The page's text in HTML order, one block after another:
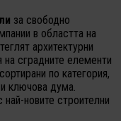
за свободно
в областта на
архитектурни
сградните елементи
по категория,
ключова дума.
новите строителни